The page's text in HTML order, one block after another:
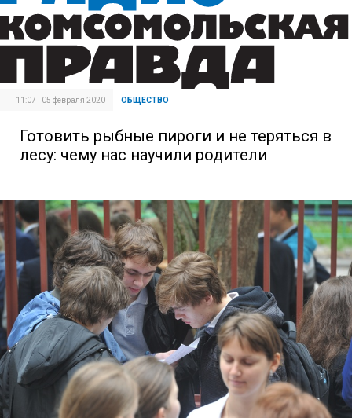
11:07 | 05 февраля 2020 ОБЩЕСТВО
Готовить рыбные пироги и не теряться в
лесу: чему нас научили родители